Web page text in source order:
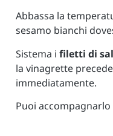
Abbassa la
sesamo bianchi
Sistema i filetti di
la vinagrette
immediatamente.
Puoi